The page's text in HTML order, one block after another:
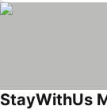
StayWithUs